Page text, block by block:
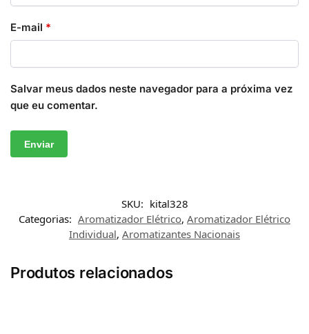
E-mail *
Salvar meus dados neste navegador para a próxima vez
que eu comentar.
SKU: kital328
Categorias: Aromatizador Elétrico, Aromatizador Elétrico
Individual, Aromatizantes Nacionais
Produtos relacionados